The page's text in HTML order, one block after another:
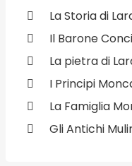
La Storia di
Il Barone
La pietra di
I Principi
La Famiglia
Gli Antichi